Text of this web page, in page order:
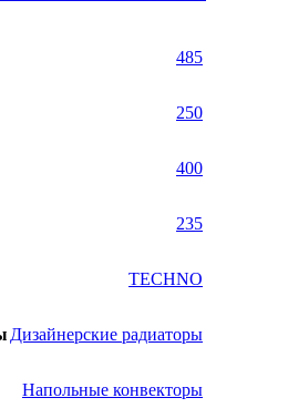
485
250
400
235
TECHNO
Дизайнерские радиаторы
Напольные конвекторы